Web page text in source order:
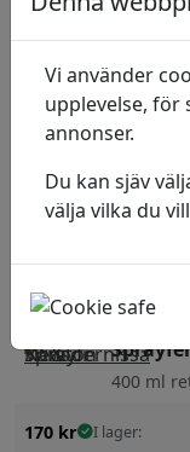
400 ml
170kr I lager:
W&N
Satin
400 ml
170 kr I lager:
Vi använder
upplevelse, för
annonser.
Du kan sjäv
välja vilka du